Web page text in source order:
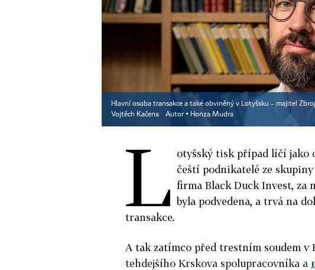
Hlavní osoba transakce a také obviněný v Lotyšsku – majitel
Vojtěch Kačena
Autor ▪ Honza Mudra
L otyšský tisk případ líčí jako
čeští podnikatelé ze
firma Black Duck Invest, za
byla podvedena, a trvá na
transakce.
A tak zatímco před trestním soudem v
tehdejšího Krskova spolupracovníka a